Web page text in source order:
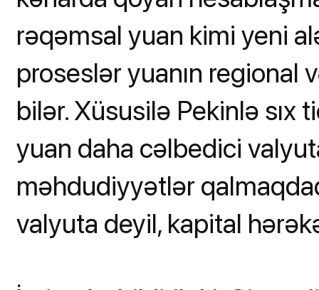
rəqəmsal yuan kimi yeni
proseslər yuanın regional
bilər. Xüsusilə Pekinlə sıx
yuan daha cəlbedici
məhdudiyyətlər
valyuta deyil, kapital